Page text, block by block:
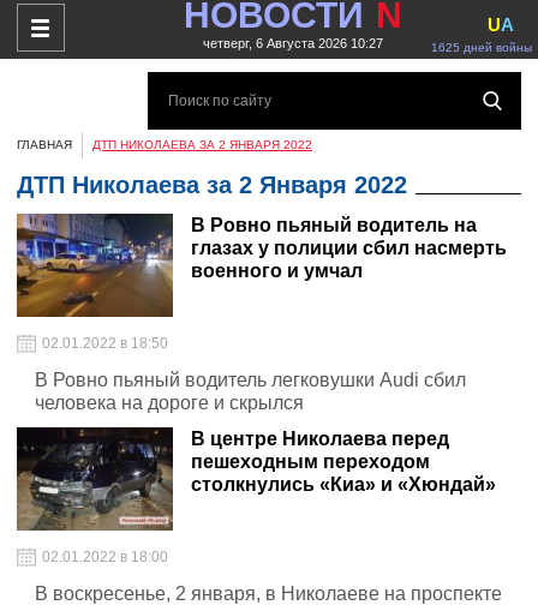
НОВОСТИ N
четверг, 6 Августа 2026 10:27 1625 дней войны
UA
ГЛАВНАЯ ДТП НИКОЛАЕВА ЗА 2 ЯНВАРЯ 2022
ДТП Николаева за 2 Января 2022
В Ровно пьяный водитель на
глазах у полиции сбил насмерть
военного и умчал
02.01.2022 в 18:50
В Ровно пьяный водитель легковушки Audi сбил
человека на дороге и скрылся
В центре Николаева перед
пешеходным переходом
столкнулись «Киа» и «Хюндай»
02.01.2022 в 18:00
В воскресенье, 2 января, в Николаеве на проспекте